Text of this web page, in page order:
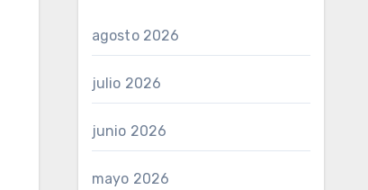
agosto 2026
julio 2026
junio 2026
mayo 2026